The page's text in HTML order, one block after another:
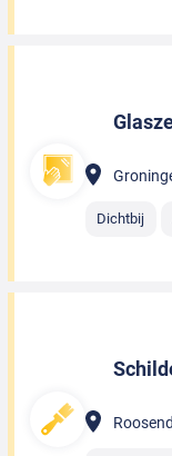
Dichtbij